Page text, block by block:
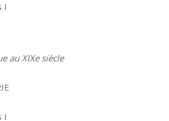
I
au XIXe siècle
I